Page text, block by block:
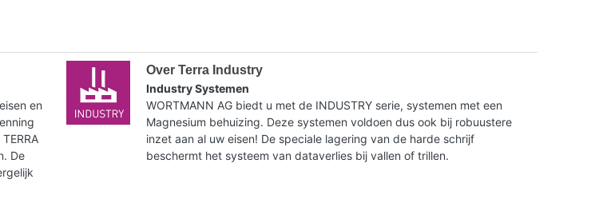
en
De
Over Terra Industry
Industry Systemen
WORTMANN AG biedt u met de INDUSTRY serie, systemen met een
Magnesium behuizing. Deze systemen voldoen dus ook bij robuustere
inzet aan al uw eisen! De speciale lagering van de harde schrijf
beschermt het systeem van dataverlies bij vallen of trillen.